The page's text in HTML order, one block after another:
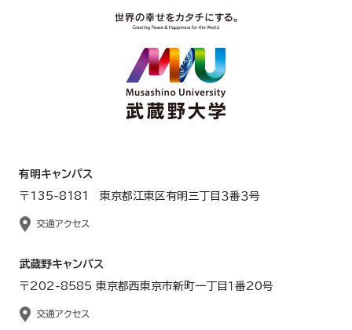
有明キャンパス
〒135-8181 東京都江東区有明三丁目３番３号
交通アクセス
武蔵野キャンパス
〒202-8585 東京都西東京市新町一丁目１番20号
交通アクセス